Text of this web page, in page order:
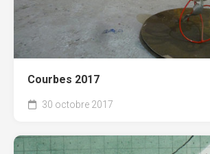
Courbes 2017
30 octobre 2017